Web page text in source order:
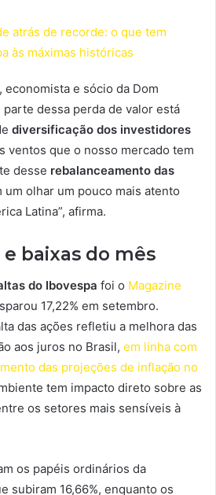
atrás de recorde: o que tem
às máximas históricas
economista e sócio da Dom
dessa perda de valor está
diversificação dos investidores
ventos que o nosso mercado tem
desse rebalanceamento das
um olhar um pouco mais atento
Latina”, afirma.
baixas do mês
do Ibovespa foi o Magazine
17,22% em setembro.
das ações refletiu a melhora das
aos juros no Brasil, em linha com
das projeções de inflação no
tem impacto direto sobre as
os setores mais sensíveis à
os papéis ordinários da
subiram 16,66%, enquanto os